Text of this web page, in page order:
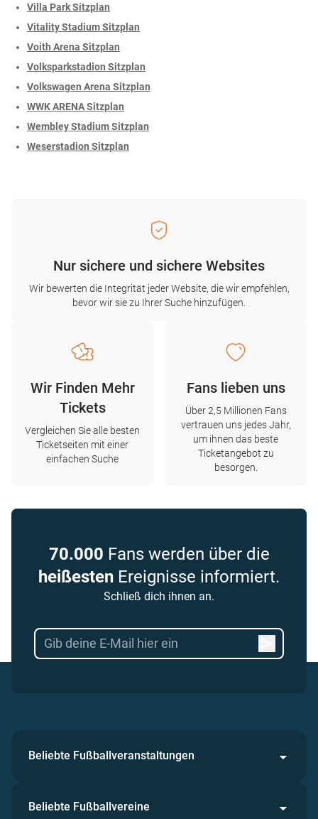
Villa Park Sitzplan
Vitality Stadium Sitzplan
Voith Arena Sitzplan
Volksparkstadion Sitzplan
Volkswagen Arena Sitzplan
WWK ARENA Sitzplan
Wembley Stadium Sitzplan
Weserstadion Sitzplan
Nur sichere und sichere Websites
Wir bewerten die Integrität jeder Website, die wir empfehlen,
bevor wir sie zu Ihrer Suche hinzufügen.
Wir Finden Mehr
Tickets
Vergleichen Sie alle besten
Ticketseiten mit einer
einfachen Suche
Fans lieben uns
Über 2,5 Millionen Fans
vertrauen uns jedes Jahr,
um ihnen das beste
Ticketangebot zu
besorgen.
70.000 Fans werden über die
heißesten Ereignisse informiert.
Schließ dich ihnen an.
Beliebte Fußballveranstaltungen
Beliebte Fußballvereine